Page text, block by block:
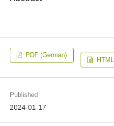
PDF (German)
Published
2024-01-17